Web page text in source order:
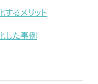
るメリット
した事例